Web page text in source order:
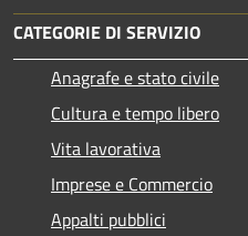
CATEGORIE DI SERVIZIO
Anagrafe e stato civile
Cultura e tempo libero
Vita lavorativa
Imprese e Commercio
Appalti pubblici